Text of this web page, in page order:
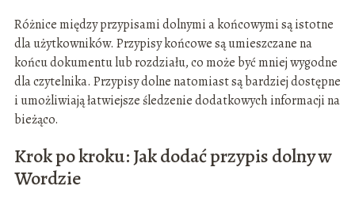
Różnice między przypisami dolnymi a końcowymi są istotne
dla użytkowników. Przypisy końcowe są umieszczane na
końcu dokumentu lub rozdziału, co może być mniej wygodne
dla czytelnika. Przypisy dolne natomiast są bardziej dostępne
i umożliwiają łatwiejsze śledzenie dodatkowych informacji na
bieżąco.
Krok po kroku: Jak dodać przypis dolny w
Wordzie